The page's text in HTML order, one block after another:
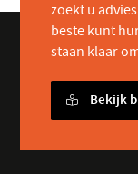
zoekt u
beste kunt
staan klaar
Bekijk